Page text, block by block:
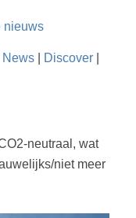
nieuws
| Discover|
neutraal, wat
niet meer